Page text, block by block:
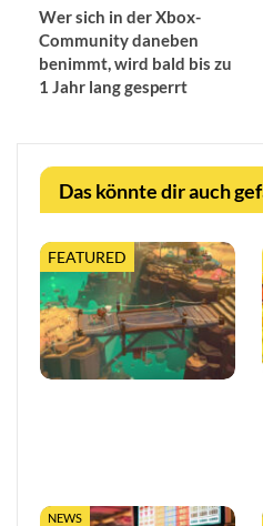
Wer sich in der Xbox-
Community daneben
benimmt, wird bald bis zu
1 Jahr lang gesperrt
Das könnte dir auch
FEATURED
NEWS